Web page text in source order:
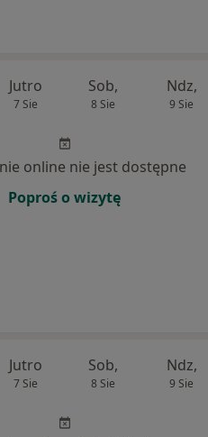
Jutro
7 Sie
Sob,
8 Sie
Ndz,
9 Sie
online nie jest dostępne
Poproś o wizytę
Jutro
7 Sie
Sob,
8 Sie
Ndz,
9 Sie